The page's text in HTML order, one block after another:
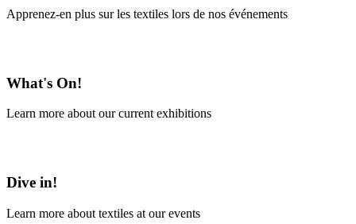
Apprenez-en plus sur les textiles lors de nos événements
What's On!
Learn more about our current exhibitions
Dive in!
Learn more about textiles at our events